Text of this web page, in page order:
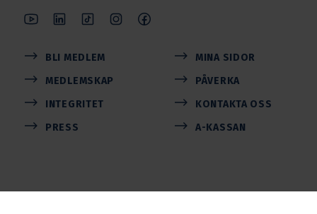
BLI MEDLEM
MINA SIDOR
MEDLEMSKAP
PÅVERKA
INTEGRITET
KONTAKTA OSS
PRESS
A-KASSAN